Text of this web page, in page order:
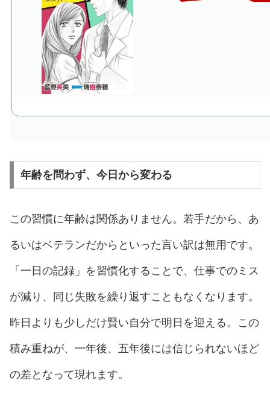
年齢を問わず、今日から変わる
この習慣に年齢は関係ありません。若手だから、あ
るいはベテランだからといった言い訳は無用です。
「一日の記録」を習慣化することで、仕事でのミス
が減り、同じ失敗を繰り返すこともなくなります。
昨日よりも少しだけ賢い自分で明日を迎える。この
積み重ねが、一年後、五年後には信じられないほど
の差となって現れます。